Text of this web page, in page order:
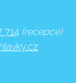
714 (recepce)